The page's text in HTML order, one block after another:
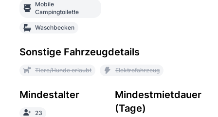
Mobile
Campingtoilette
Waschbecken
Sonstige Fahrzeugdetails
Tiere/Hunde erlaubt Elektrofahrzeug
Mindestalter
23
Mindestmietdauer
(Tage)